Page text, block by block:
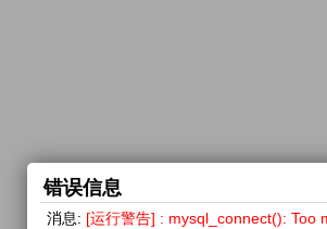
错误信息
消息: [运行警告] : mysql_connect(): Too